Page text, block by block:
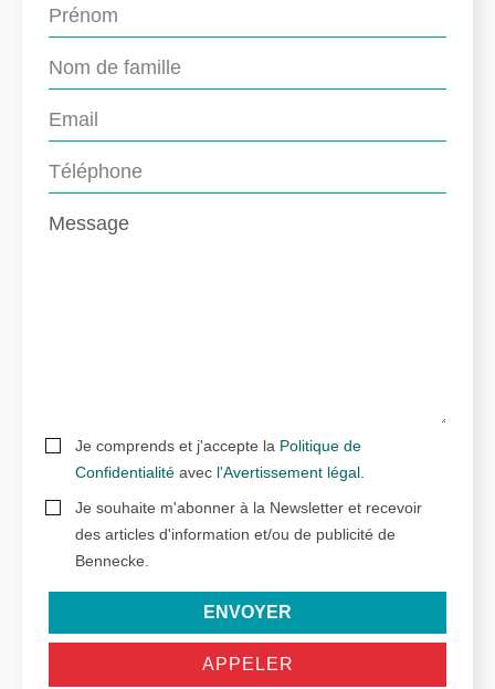
Je comprends et j'accepte la Politique de
Confidentialité avec l'Avertissement légal
Je souhaite m'abonner à la Newsletter et recevoir
des articles d'information et/ou de publicité de
Bennecke.
ENVOYER
APPELER